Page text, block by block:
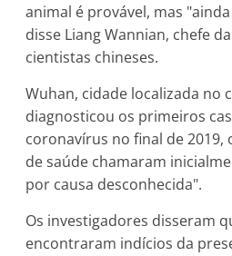
animal é provável, mas
disse Liang Wannian, chefe
cientistas chineses.
Wuhan, cidade localizada no
diagnosticou os primeiros
coronavírus no final de 2019,
de saúde chamaram
por causa desconhecida".
Os investigadores disseram
encontraram indícios da